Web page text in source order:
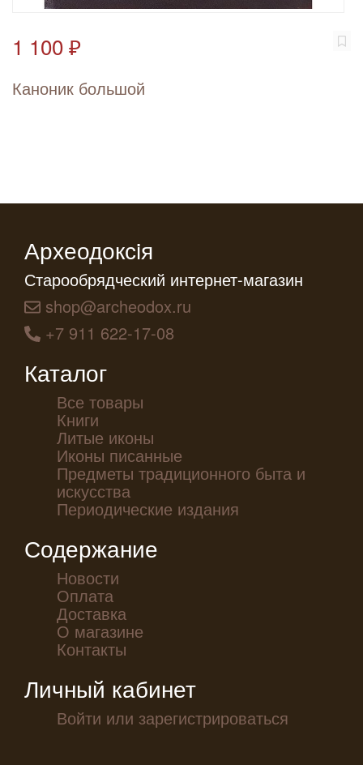
1 100 ₽
Каноник большой
Археодоксiя
Старообрядческий интернет-магазин
shop@archeodox.ru
+7 911 622-17-08
Каталог
Все товары
Книги
Литые иконы
Иконы писанные
Предметы традиционного быта и
искусства
Периодические издания
Содержание
Новости
Оплата
Доставка
О магазине
Контакты
Личный кабинет
Войти или зарегистрироваться